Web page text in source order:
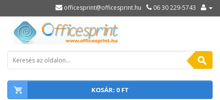
officesprint@officesprint.hu 06 30 229-5743
KOSÁR: 0 FT